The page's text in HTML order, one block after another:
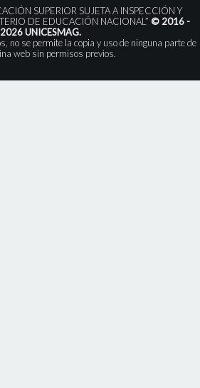
SUPERIOR SUJETA A INSPECCIÓN Y
DE EDUCACIÓN NACIONAL” © 2016 -
2026 UNICESMAG.
no se permite la copia y uso de ninguna parte de
web sin permisos previos.